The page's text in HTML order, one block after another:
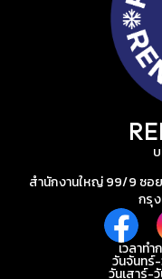
สำนักงานใหญ่ 99/9 ซอ
กรุ
เวลาท
วันจันท
วันเสาร์-